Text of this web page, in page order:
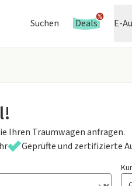
Suchen Deals E-
Ihren Traumwagen anfragen.
Geprüfte und zertifizierte